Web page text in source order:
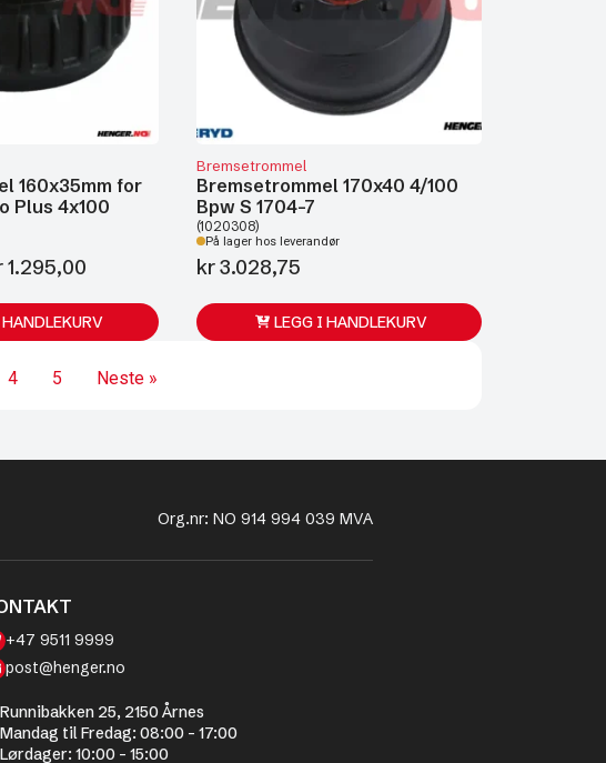
160x35mm for
Plus 4x100
1.425,00.
1.295,00
er:
kr 1.295,00.
Bremsetrommel
Bremsetrommel 170x40 4/100
Bpw S 1704-7
(1020308)
På lager hos leverandør
kr3.028,75
LEGG I HANDLEKURV
4 5 Neste »
Org.nr: NO 914 994 039 MVA
+47 9511 9999
post@henger.no
Runnibakken 25, 2150 Årnes
Mandag til Fredag: 08:00 - 17:00
Lørdager: 10:00 - 15:00